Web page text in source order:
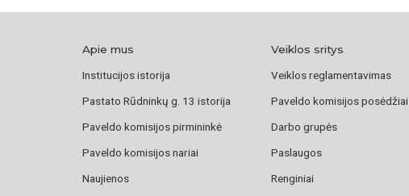
Apie mus
Institucijos istorija
Pastato Rūdninkų g. 13 istorija
Paveldo komisijos pirmininkė
Paveldo komisijos nariai
Naujienos
Veiklos sritys
Veiklos reglamentavimas
Paveldo komisijos posėdžiai
Darbo grupės
Paslaugos
Renginiai